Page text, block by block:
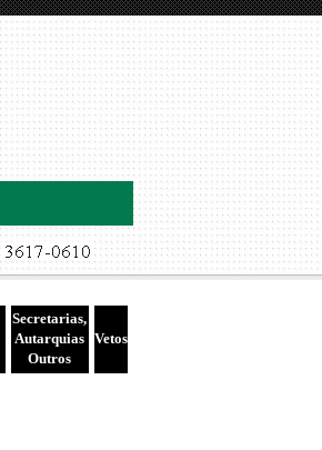
Secretarias,
Autarquias
Outros
Vetos